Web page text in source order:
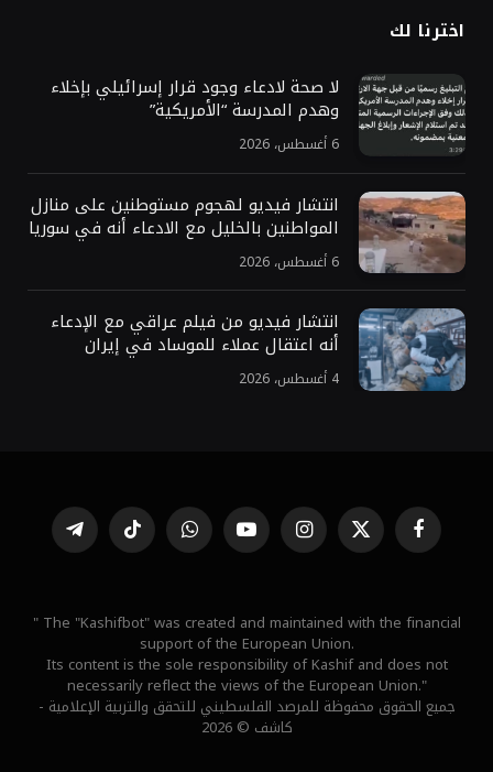
اخترنا لك
لا صحة لادعاء وجود قرار إسرائيلي بإخلاء
وهدم المدرسة “الأمريكية”
6 أغسطس، 2026
انتشار فيديو لهجوم مستوطنين على منازل
المواطنين بالخليل مع الادعاء أنه في سوريا
6 أغسطس، 2026
انتشار فيديو من فيلم عراقي مع الإدعاء
أنه اعتقال عملاء للموساد في إيران
4 أغسطس، 2026
فيسبوك X
(Twitter)
الانستغراميوتيوب واتساب تيكتوك تيلقرام
" The "Kashifbot" was created and maintained with the financial
support of the European Union.
Its content is the sole responsibility of Kashif and does not
necessarily reflect the views of the European Union."
جميع الحقوق محفوظة للمرصد الفلسطيني للتحقق والتربية الإعلامية -
كاشف © 2026